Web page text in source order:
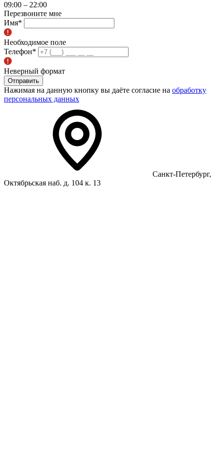
09:00 – 22:00
Перезвоните мне
Имя*
Необходимое поле
Телефон*
Неверный формат
Отправить
Нажимая на данную кнопку вы даёте согласие на обработку
персональных данных
Санкт-Петербург,
Октябрьская наб. д. 104 к. 13